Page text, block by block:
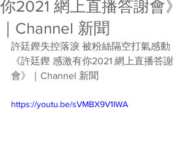
你2021 網上直播答謝會》
｜Channel 新聞
許廷鏗失控落淚 被粉絲隔空打氣感動
《許廷鏗 感激有你2021 網上直播答謝
會》｜Channel 新聞
https://youtu.be/sVMBX9V1IWA